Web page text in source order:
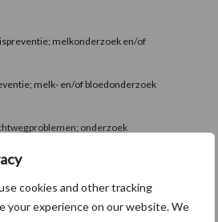
cookies and other tracking
your experience on our website. We
melkonderzoek en/of
melk- en/of bloedonderzoek
onderzoek